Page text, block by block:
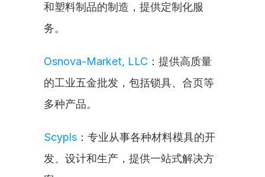
和塑料制品的制造，提供定制化服
务。
Osnova-Market, LLC ：提供高质量
的工业五金批发，包括锁具、合页等
多种产品。
Scypls ：专业从事各种材料模具的开
发、设计和生产，提供一站式解决方